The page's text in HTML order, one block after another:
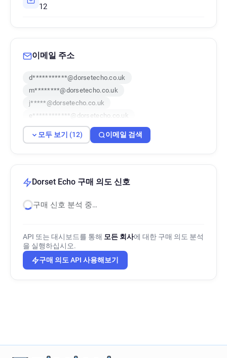
12
이메일 주소
d***********@dorsetecho.co.uk
m********@dorsetecho.co.uk
j*****@dorsetecho.co.uk
e************@dorsetecho.co.uk
i*****@dorsetecho.co.uk
q*********@dorsetecho.co.uk
e************@dorsetecho.co.uk
j************@dorsetecho.co.uk
모두 보기 (12) 이메일 검색
Dorset Echo 구매 의도 신호
구매 신호 분석 중…
API 또는 대시보드를 통해 모든 회사에 대한 구매 의도 분석
을 실행하십시오.
구매 의도 API 사용해보기